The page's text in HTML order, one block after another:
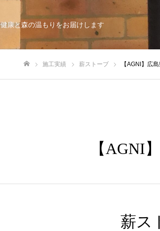
健康と森の温もりをお届けします
施工実績 薪ストーブ 【AGNI】広
【AGNI
薪ス